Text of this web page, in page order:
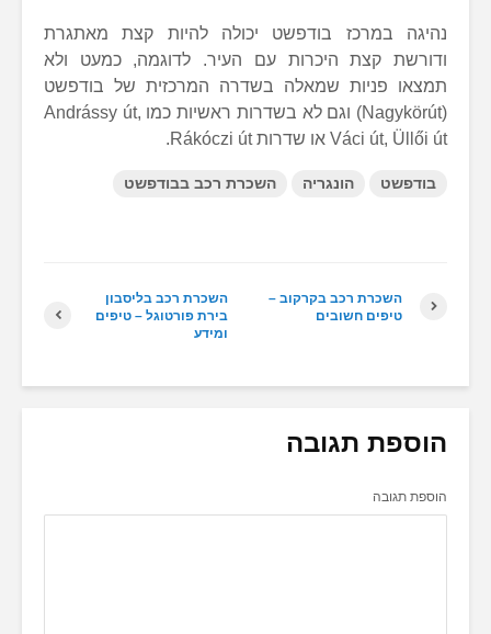
נהיגה במרכז בודפשט יכולה להיות קצת מאתגרת
ודורשת קצת היכרות עם העיר. לדוגמה, כמעט ולא
תמצאו פניות שמאלה בשדרה המרכזית של בודפשט
(Nagykörút) וגם לא בשדרות ראשיות כמו Andrássy út,
Váci út, Üllői út או שדרות Rákóczi út.
בודפשט הונגריה השכרת רכב בבודפשט
השכרת רכב בליסבון
בירת פורטוגל – טיפים
ומידע
השכרת רכב בקרקוב –
טיפים חשובים
הוספת תגובה
הוספת תגובה